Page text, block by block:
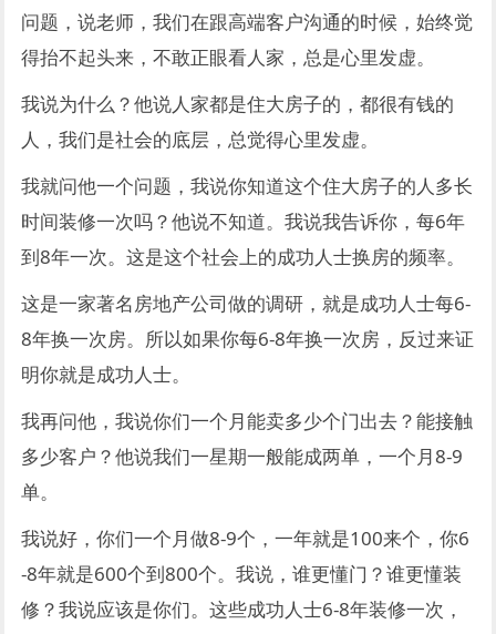
问题，说老师，我们在跟高端客户沟通的时候，始终觉
得抬不起头来，不敢正眼看人家，总是心里发虚。
我说为什么？他说人家都是住大房子的，都很有钱的
人，我们是社会的底层，总觉得心里发虚。
我就问他一个问题，我说你知道这个住大房子的人多长
时间装修一次吗？他说不知道。我说我告诉你，每6年
到8年一次。这是这个社会上的成功人士换房的频率。
这是一家著名房地产公司做的调研，就是成功人士每6-
8年换一次房。所以如果你每6-8年换一次房，反过来证
明你就是成功人士。
我再问他，我说你们一个月能卖多少个门出去？能接触
多少客户？他说我们一星期一般能成两单，一个月8-9
单。
我说好，你们一个月做8-9个，一年就是100来个，你6
-8年就是600个到800个。我说，谁更懂门？谁更懂装
修？我说应该是你们。这些成功人士6-8年装修一次，